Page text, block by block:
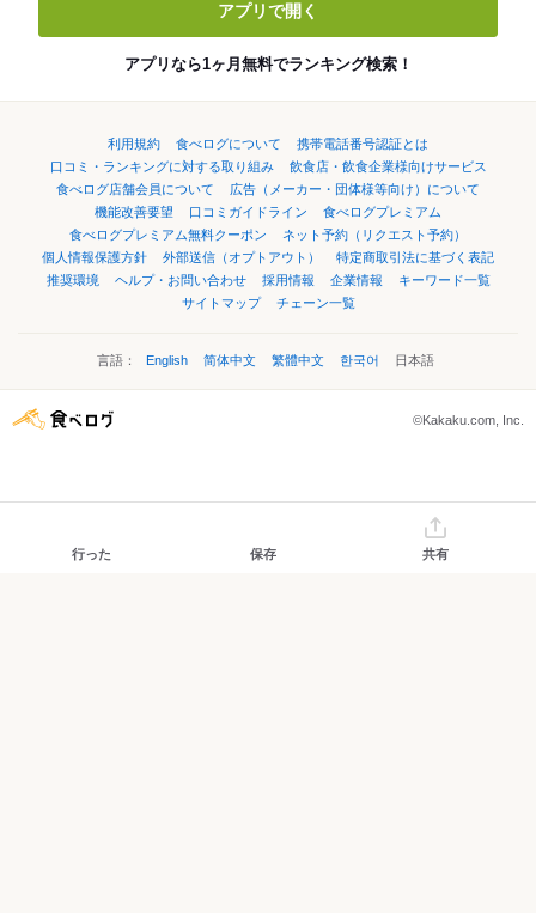
アプリで開く
アプリなら1ヶ月無料でランキング検索！
利用規約 食べログについて
携帯電話番号認証とは
口コミ・ランキングに対する取り組み
飲食店・飲食企業様向けサービス
食べログ店舗会員について
広告（メーカー・団体様等向け）について
機能改善要望
口コミガイドライン
食べログプレミアム
食べログプレミアム無料クーポン
ネット予約（リクエスト予約）
個人情報保護方針
外部送信（オプトアウト）
特定商取引法に基づく表記
推奨環境
ヘルプ・お問い合わせ 採用情報 企業情報
キーワード一覧
サイトマップ
チェーン一覧
言語： English 简体中文 繁體中文 한국어 日本語
©Kakaku.com, Inc.
行った 保存 共有